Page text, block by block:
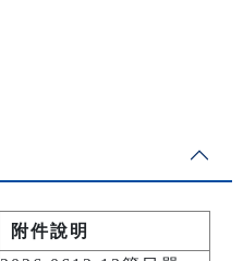
附件說明